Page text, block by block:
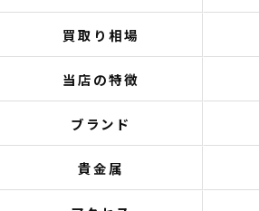
買取り相場
当店の特徴
ブランド
貴金属